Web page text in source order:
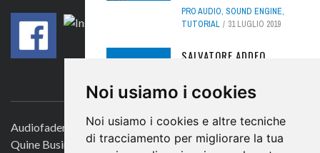
Noi usiamo i cookies
Noi usiamo i cookies e altre tecniche
di tracciamento per migliorare la tua
PRO AUDIO, SOUND ENGINE,
TUTORIAL
31 LUGLIO 2019
SALVATORE ADDEO,
L'INTERVISTA
DICEMBRE 2016
CONTATTACI
Audiofader.com
Quine Business Publisher